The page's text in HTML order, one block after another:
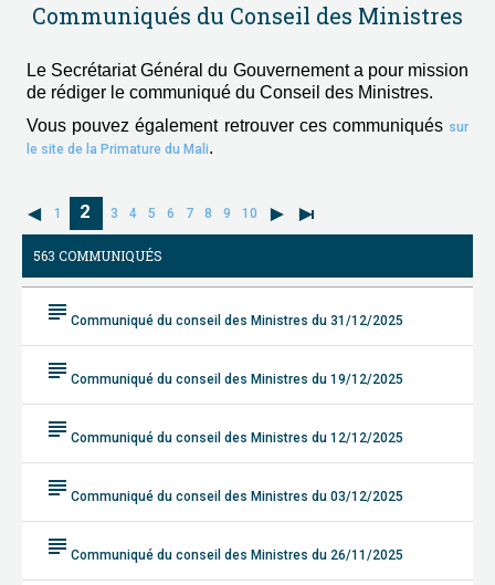
Communiqués du Conseil des Ministres
Le Secrétariat Général du Gouvernement a pour mission
de rédiger le communiqué du Conseil des Ministres.
Vous pouvez également retrouver ces communiqués sur
le site de la Primature du Mali.
1 2 3 4 5 6 7 8 9 10
563 COMMUNIQUÉS
subject Communiqué du conseil des Ministres du 31/12/2025
subject Communiqué du conseil des Ministres du 19/12/2025
subject Communiqué du conseil des Ministres du 12/12/2025
subject Communiqué du conseil des Ministres du 03/12/2025
subject Communiqué du conseil des Ministres du 26/11/2025